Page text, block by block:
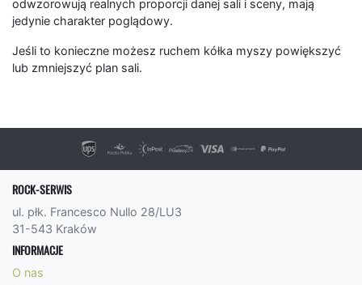
odwzorowują realnych proporcji danej sali i sceny, mają
jedynie charakter poglądowy.
Jeśli to konieczne możesz ruchem kółka myszy powiększyć
lub zmniejszyć plan sali.
ROCK-SERWIS
ul. płk. Francesco Nullo 28/LU3
31-543 Kraków
INFORMACJE
O nas